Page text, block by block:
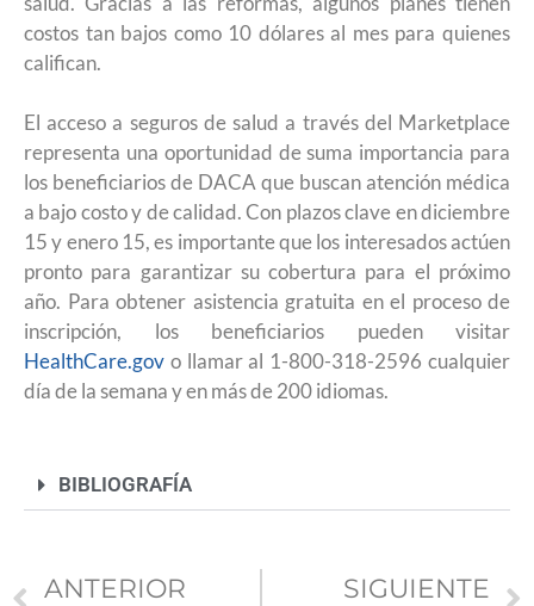
costos tan bajos como 10 dólares al mes para quienes
califican.
El acceso a seguros de salud a través del Marketplace
representa una oportunidad de suma importancia para
los beneficiarios de DACA que buscan atención médica
a bajo costo y de calidad. Con plazos clave en diciembre
15 y enero 15, es importante que los interesados actúen
pronto para garantizar su cobertura para el próximo
año. Para obtener asistencia gratuita en el proceso de
inscripción, los beneficiarios pueden visitar
HealthCare.gov o llamar al 1-800-318-2596 cualquier
día de la semana y en más de 200 idiomas.
BIBLIOGRAFÍA
ANTERIOR SIGUIENTE